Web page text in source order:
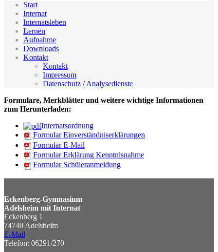
Start
Internat
Internatsleben
Lernen
Aufnahme
Downloads
Kontakt
Kontakt
Impressum
Datenschutz / Analysedienste
Formulare, Merkblätter und weitere wichtige Informationen
zum Herunterladen:
Internatsordnung
Formular Einverständniserklärungen
Formular E-Mail
Formular Erklärung Kenntnisnahme
Formular Schüleranmeldung
Eckenberg-Gymnasium
Adelsheim mit Internat
Eckenberg 1
74740 Adelsheim
E-Mail
Telefon: 06291/270